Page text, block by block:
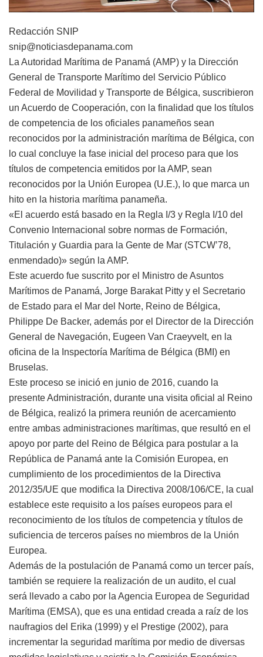
Redacción SNIP
snip@noticiasdepanama.com
La Autoridad Marítima de Panamá (AMP) y la Dirección
General de Transporte Marítimo del Servicio Público
Federal de Movilidad y Transporte de Bélgica, suscribieron
un Acuerdo de Cooperación, con la finalidad que los títulos
de competencia de los oficiales panameños sean
reconocidos por la administración marítima de Bélgica, con
lo cual concluye la fase inicial del proceso para que los
títulos de competencia emitidos por la AMP, sean
reconocidos por la Unión Europea (U.E.), lo que marca un
hito en la historia marítima panameña.
«El acuerdo está basado en la Regla I/3 y Regla I/10 del
Convenio Internacional sobre normas de Formación,
Titulación y Guardia para la Gente de Mar (STCW’78,
enmendado)» según la AMP.
Este acuerdo fue suscrito por el Ministro de Asuntos
Marítimos de Panamá, Jorge Barakat Pitty y el Secretario
de Estado para el Mar del Norte, Reino de Bélgica,
Philippe De Backer, además por el Director de la Dirección
General de Navegación, Eugeen Van Craeyvelt, en la
oficina de la Inspectoría Marítima de Bélgica (BMI) en
Bruselas.
Este proceso se inició en junio de 2016, cuando la
presente Administración, durante una visita oficial al Reino
de Bélgica, realizó la primera reunión de acercamiento
entre ambas administraciones marítimas, que resultó en el
apoyo por parte del Reino de Bélgica para postular a la
República de Panamá ante la Comisión Europea, en
cumplimiento de los procedimientos de la Directiva
2012/35/UE que modifica la Directiva 2008/106/CE, la cual
establece este requisito a los países europeos para el
reconocimiento de los títulos de competencia y títulos de
suficiencia de terceros países no miembros de la Unión
Europea.
Además de la postulación de Panamá como un tercer país,
también se requiere la realización de un audito, el cual
será llevado a cabo por la Agencia Europea de Seguridad
Marítima (EMSA), que es una entidad creada a raíz de los
naufragios del Erika (1999) y el Prestige (2002), para
incrementar la seguridad marítima por medio de diversas